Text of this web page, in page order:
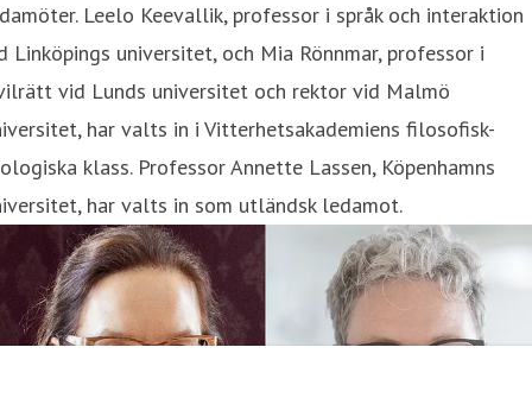
Leelo Keevallik, professor i språk och interaktion
Linköpings universitet, och Mia Rönnmar, professor i
vid Lunds universitet och rektor vid Malmö
har valts in i Vitterhetsakademiens filosofisk-
klass. Professor Annette Lassen, Köpenhamns
har valts in som utländsk ledamot.